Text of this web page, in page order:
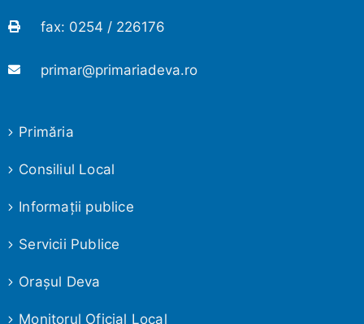
fax: 0254 / 226176
primar@primariadeva.ro
Primăria
Consiliul Local
Informaţii publice
Servicii Publice
Oraşul Deva
Monitorul Oficial Local